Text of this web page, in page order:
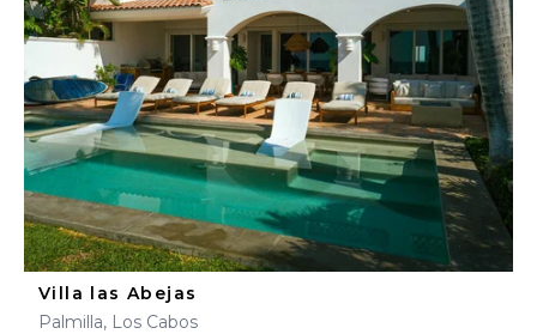
Villa las Abejas
Palmilla, Los Cabos